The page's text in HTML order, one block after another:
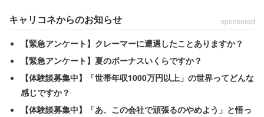
良いと思う」
「帝国華撃団の霊子甲冑とかのありがたい店の守護
神を祀るのだ！」
「ポケモンのプラモがお勧め」
キャリコネからのお知らせ sponsored
【緊急アンケート】クレーマーに遭遇したことありますか？
【緊急アンケート】夏のボーナスいくらですか？
【体験談募集中】「世帯年収1000万円以上」の世界ってどんな
感じですか？
【体験談募集中】「あ、この会社で頑張るのやめよう」と悟っ